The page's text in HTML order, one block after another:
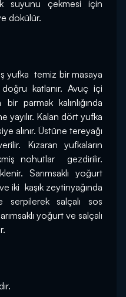
suyunu çekmesi için
dökülür.
yufka  temiz bir masaya
katlanır. Avuç içi
parmak kalınlığında
yayılır. Kalan dört yufka
alınır. Üstüne tereyağı
Kızaran yufkaların
nohutlar  gezdirilir.
Sarımsaklı yoğurt
iki  kaşık zeytinyağında
salçalı sos
yoğurt ve salçalı